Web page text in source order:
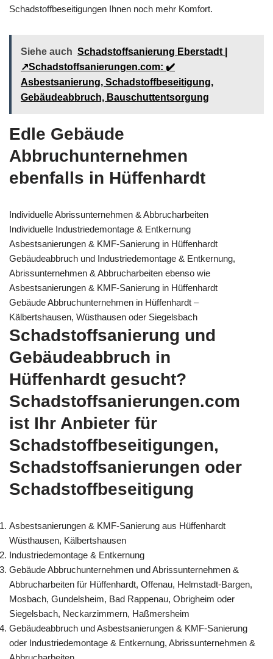
Schadstoffbeseitigungen Ihnen noch mehr Komfort.
Siehe auch Schadstoffsanierung Eberstadt |
↗️Schadstoffsanierungen.com: ✔️
Asbestsanierung, Schadstoffbeseitigung,
Gebäudeabbruch, Bauschuttentsorgung
Edle Gebäude
Abbruchunternehmen
ebenfalls in Hüffenhardt
Individuelle Abrissunternehmen & Abbrucharbeiten
Individuelle Industriedemontage & Entkernung
Asbestsanierungen & KMF-Sanierung in Hüffenhardt
Gebäudeabbruch und Industriedemontage & Entkernung,
Abrissunternehmen & Abbrucharbeiten ebenso wie
Asbestsanierungen & KMF-Sanierung in Hüffenhardt
Gebäude Abbruchunternehmen in Hüffenhardt –
Kälbertshausen, Wüsthausen oder Siegelsbach
Schadstoffsanierung und
Gebäudeabbruch in
Hüffenhardt gesucht?
Schadstoffsanierungen.com
ist Ihr Anbieter für
Schadstoffbeseitigungen,
Schadstoffsanierungen oder
Schadstoffbeseitigung
Asbestsanierungen & KMF-Sanierung aus Hüffenhardt
Wüsthausen, Kälbertshausen
Industriedemontage & Entkernung
Gebäude Abbruchunternehmen und Abrissunternehmen &
Abbrucharbeiten für Hüffenhardt, Offenau, Helmstadt-Bargen,
Mosbach, Gundelsheim, Bad Rappenau, Obrigheim oder
Siegelsbach, Neckarzimmern, Haßmersheim
Gebäudeabbruch und Asbestsanierungen & KMF-Sanierung
oder Industriedemontage & Entkernung, Abrissunternehmen &